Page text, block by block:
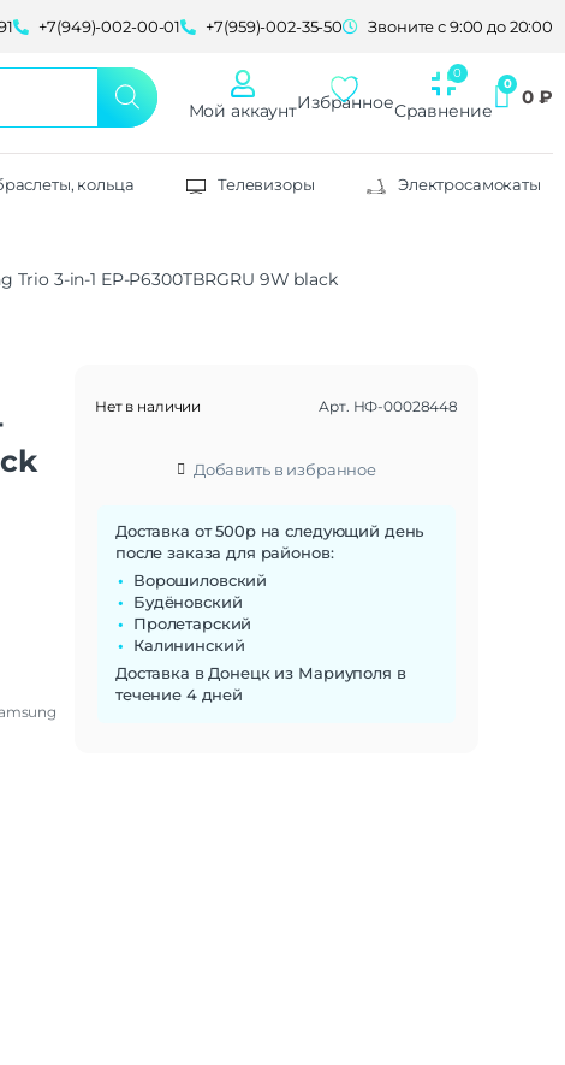
+7(949)-002-00-01 +7(959)-002-35-50 Звоните с 9:00 до 20:00
Мой аккаунтИзбранноеСравнение
0 ₽
кольца Телевизоры Электросамокаты
3-in-1 EP-P6300TBRGRU 9W black
Нет в наличии Арт. НФ-00028448
Добавить в избранное
Доставка от 500р на следующий день
после заказа для районов:
Ворошиловский
Будёновский
Пролетарский
Калининский
Доставка в Донецк из Мариуполя в
течение 4 дней